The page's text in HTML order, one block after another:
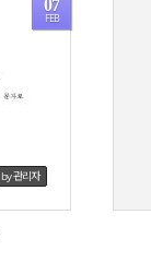
07
FEB
by 관리자